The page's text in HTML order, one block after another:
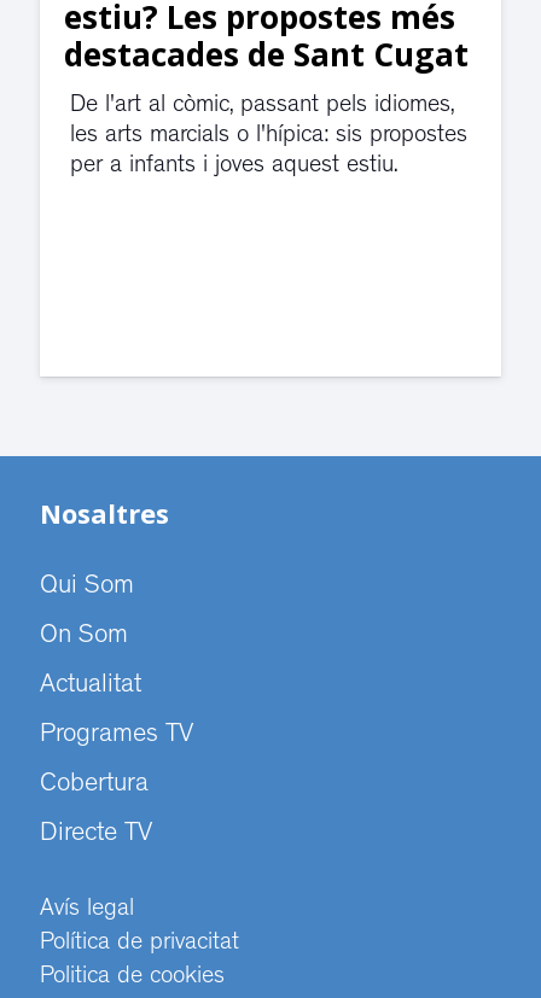
estiu? Les propostes més
destacades de Sant Cugat
De l'art al còmic, passant pels idiomes,
les arts marcials o l'hípica: sis propostes
per a infants i joves aquest estiu.
Nosaltres
Qui Som
On Som
Actualitat
Programes TV
Cobertura
Directe TV
Avís legal
Política de privacitat
Politica de cookies